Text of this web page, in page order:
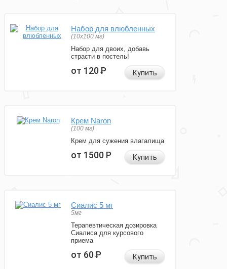
Набор для влюбленных
(10х100 мг)
Набор для двоих, добавь
страсти в постель!
от 120Р Купить
Крем Naron
(100 мг)
Крем для сужения влагалища
от 1500Р Купить
Сиалис 5 мг
5мг
Терапевтическая дозировка
Сиалиса для курсового
приема
от 60Р Купить